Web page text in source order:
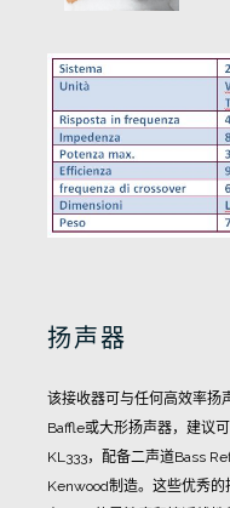
扬声器
该接收器可与任何高效率扬
Baffle或大形扬声器，建议
KL333，配备二声道Bass
Kenwood制造。这些优秀的